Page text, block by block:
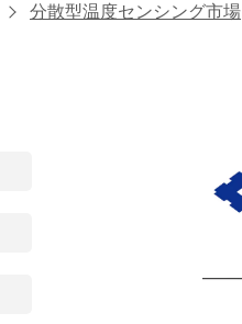
分散型温度センシング市場